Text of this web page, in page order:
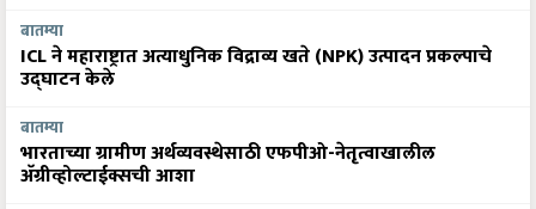
बातम्या
ICL ने महाराष्ट्रात अत्याधुनिक विद्राव्य खते (NPK) उत्पादन प्रकल्पाचे
उद्घाटन केले
बातम्या
भारताच्या ग्रामीण अर्थव्यवस्थेसाठी एफपीओ-नेतृत्वाखालील
अ‍ॅग्रीव्होल्टाईक्सची आशा